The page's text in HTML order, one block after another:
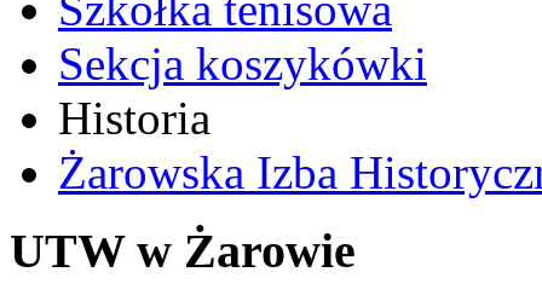
Sekcja koszykówki
Historia
Żarowska Izba
UTW w Żarowie